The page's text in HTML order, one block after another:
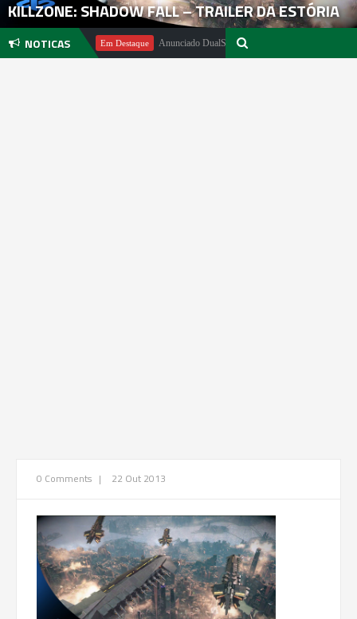
KILLZONE: SHADOW FALL – TRAILER DA ESTÓRIA
NOTICAS
Pachter Em Destaque Anunciado DualSense The Last of Us Limited Edition
0 Comments | 22 Out 2013